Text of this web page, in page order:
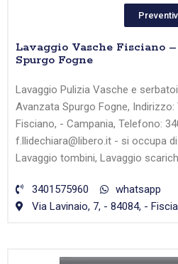
Lavaggio Vasche Fisciano
Spurgo Fogne
Lavaggio Pulizia Vasche e
Avanzata Spurgo Fogne, Indirizzo:
Fisciano, - Campania, Telefono:
f.llidechiara@libero.it - si occupa
Lavaggio tombini, Lavaggio
3401575960
whatsapp
Via Lavinaio, 7, - 84084, -